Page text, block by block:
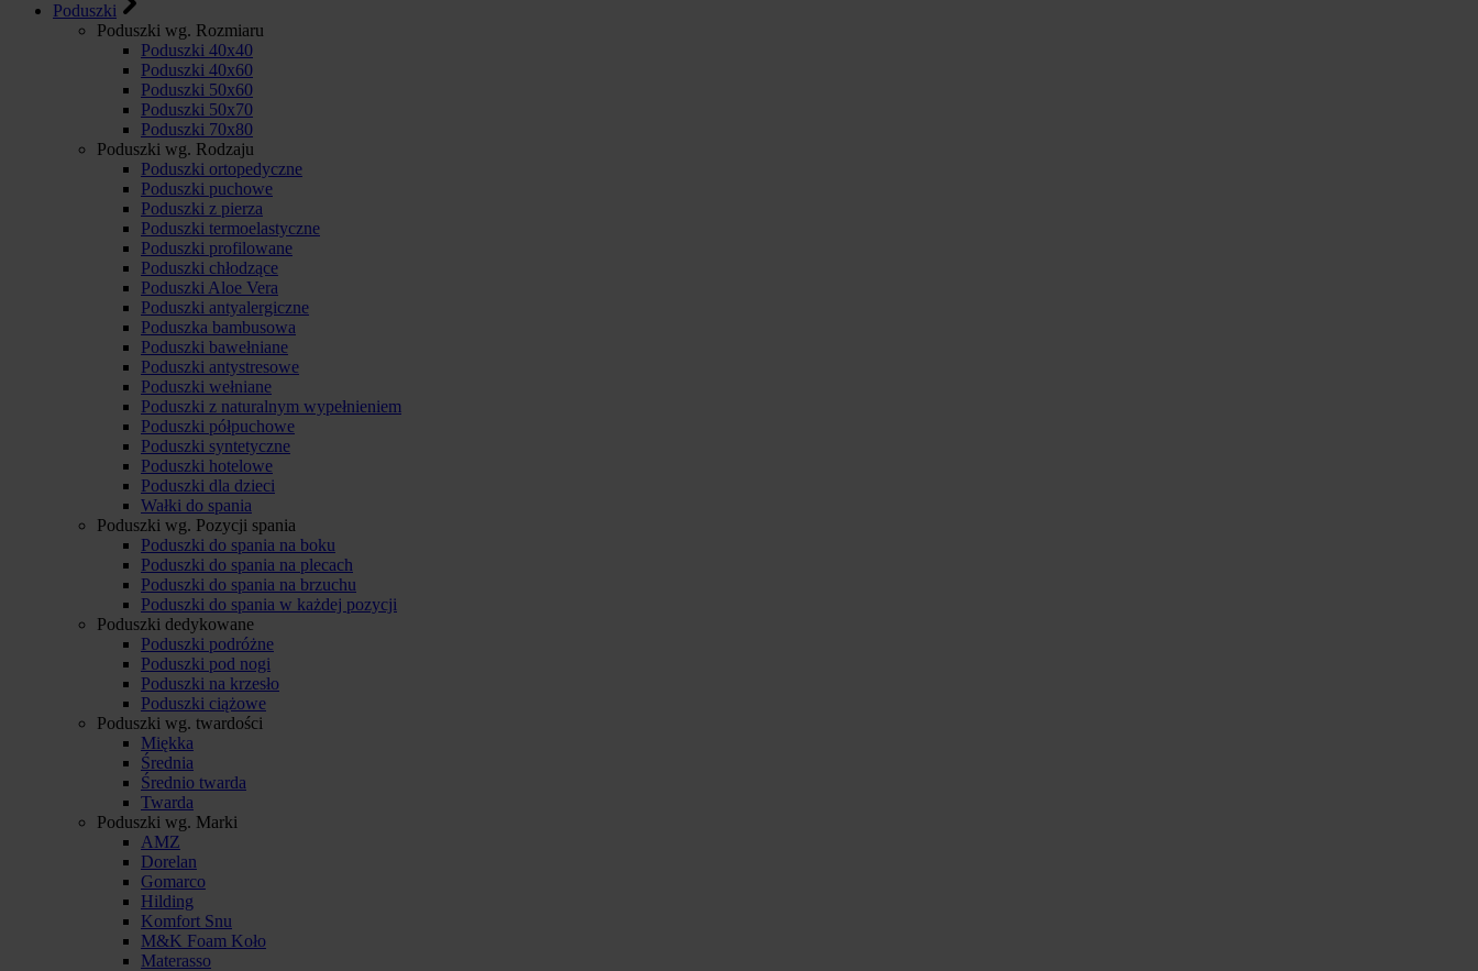
Poduszki
Poduszki wg. Rozmiaru
Poduszki 40x40
Poduszki 40x60
Poduszki 50x60
Poduszki 50x70
Poduszki 70x80
Poduszki wg. Rodzaju
Poduszki ortopedyczne
Poduszki puchowe
Poduszki z pierza
Poduszki termoelastyczne
Poduszki profilowane
Poduszki chłodzące
Poduszki Aloe Vera
Poduszki antyalergiczne
Poduszka bambusowa
Poduszki bawełniane
Poduszki antystresowe
Poduszki wełniane
Poduszki z naturalnym wypełnieniem
Poduszki półpuchowe
Poduszki syntetyczne
Poduszki hotelowe
Poduszki dla dzieci
Wałki do spania
Poduszki wg. Pozycji spania
Poduszki do spania na boku
Poduszki do spania na plecach
Poduszki do spania na brzuchu
Poduszki do spania w każdej pozycji
Poduszki dedykowane
Poduszki podróżne
Poduszki pod nogi
Poduszki na krzesło
Poduszki ciążowe
Poduszki wg. twardości
Miękka
Średnia
Średnio twarda
Twarda
Poduszki wg. Marki
AMZ
Dorelan
Gomarco
Hilding
Komfort Snu
M&K Foam Koło
Materasso